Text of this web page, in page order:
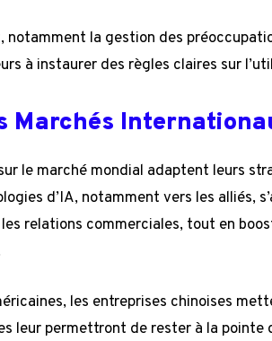
notamment la gestion des
à instaurer des règles claires sur
Marchés
le marché mondial adaptent leurs
d’IA, notamment vers les alliés,
relations commerciales, tout en
les entreprises chinoises
leur permettront de rester à la pointe